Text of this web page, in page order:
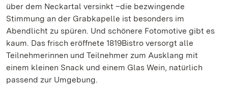
über dem Neckartal versinkt –die bezwingende
Stimmung an der Grabkapelle ist besonders im
Abendlicht zu spüren. Und schönere Fotomotive gibt es
kaum. Das frisch eröffnete 1819Bistro versorgt alle
Teilnehmerinnen und Teilnehmer zum Ausklang mit
einem kleinen Snack und einem Glas Wein, natürlich
passend zur Umgebung.